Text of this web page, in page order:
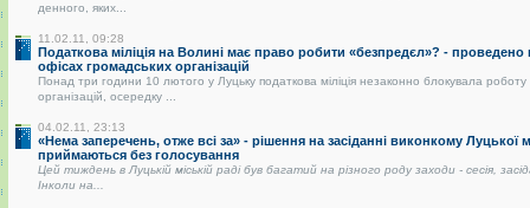
денного, яких...
11.02.11, 09:28
Податкова міліція на Волині має право робити «безпредєл»? -
офісах громадських організацій
Понад три години 10 лютого у Луцьку податкова міліція незаконно блокувала
організацій, осередку ...
04.02.11, 23:13
«Нема заперечень, отже всі за» - рішення на засіданні виконкому Луцької
приймаються без голосування
Цей тиждень в Луцькій міській раді був багатий на різного роду заходи - сесія,
Інколи на...